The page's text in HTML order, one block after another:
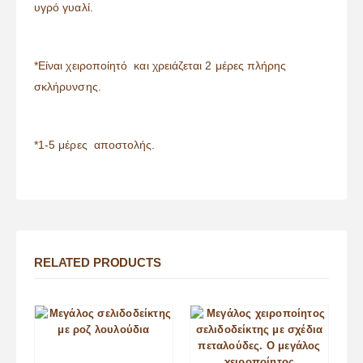
υγρό γυαλί.
*Είναι χειροποίητό και χρειάζεται 2 μέρες πλήρης
σκλήρυνσης.
*1-5 μέρες αποστολής.
RELATED PRODUCTS